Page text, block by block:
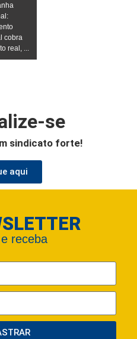
cobra
real, ...
se
sindicato forte!
aqui
receba